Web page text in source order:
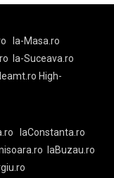
la-Masa.ro
la-Suceava.ro
High-
laConstanta.ro
laBuzau.ro